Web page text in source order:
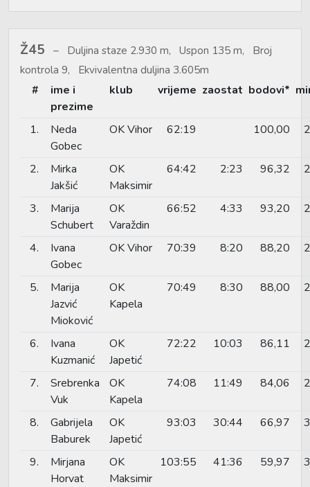
Ž45
Duljina staze 2.930 m, Uspon 135 m, Broj
kontrola 9, Ekvivalentna duljina 3.605m
#
ime i
prezime
klub vrijeme zaostat bodovi*
1.
Neda
Gobec
OK Vihor 62:19 100,00
2.
Mirka
Jakšić
OK
Maksimir
64:42 2:23 96,32
3.
Marija
Schubert
OK
Varaždin
66:52 4:33 93,20
4.
Ivana
Gobec
OK Vihor 70:39 8:20 88,20
5.
Marija
Jazvić
Mioković
OK
Kapela
70:49 8:30 88,00
6.
Ivana
Kuzmanić
OK
Japetić
72:22 10:03 86,11
7.
Srebrenka
Vuk
OK
Kapela
74:08 11:49 84,06
8.
Gabrijela
Baburek
OK
Japetić
93:03 30:44 66,97
9.
Mirjana
Horvat
OK
Maksimir
103:55 41:36 59,97